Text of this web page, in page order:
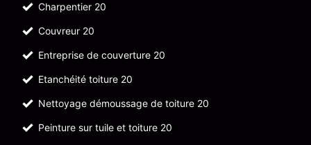
Charpentier 20
Couvreur 20
Entreprise de couverture 20
Etanchéité toiture 20
Nettoyage démoussage de toiture 20
Peinture sur tuile et toiture 20